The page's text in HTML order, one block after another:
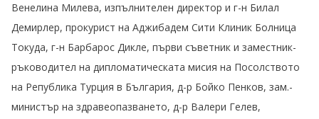
Венелина Милева, изпълнителен директор и г-н Билал
Демирлер, прокурист на Аджибадем Сити Клиник Болница
Токуда, г-н Барбарос Дикле, първи съветник и заместник-
ръководител на дипломатическата мисия на Посолството
на Република Турция в България, д-р Бойко Пенков, зам.-
министър на здравеопазването, д-р Валери Гелев,